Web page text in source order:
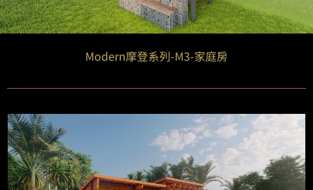
Modern摩登系列-M3-家庭房